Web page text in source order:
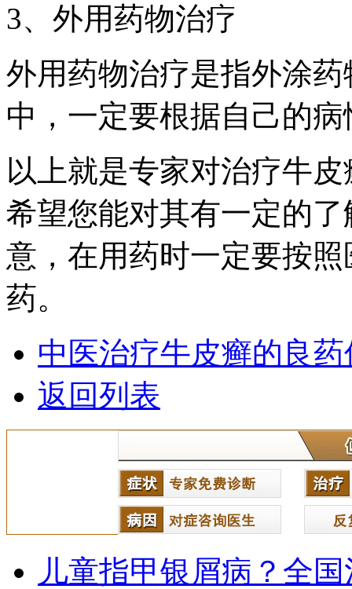
3、外用药物治疗
外用药物治疗是指外涂
中，一定要根据自己的
以上就是专家对治疗牛
希望您能对其有一定的
意，在用药时一定要按
药。
中医治疗牛皮癣的良药
返回列表
儿童指甲银屑病？全